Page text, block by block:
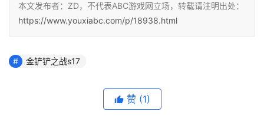
本文发布者：ZD，不代表ABC游戏网立场，转载请注明出处：
https://www.youxiabc.com/p/18938.html
金铲铲之战s17
赞 (1)